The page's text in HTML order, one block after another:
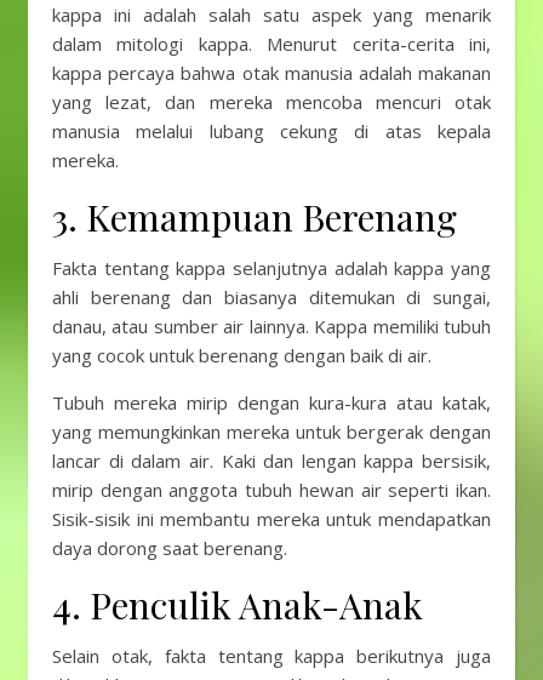
kappa ini adalah salah satu aspek yang menarik
dalam mitologi kappa. Menurut cerita-cerita ini,
kappa percaya bahwa otak manusia adalah makanan
yang lezat, dan mereka mencoba mencuri otak
manusia melalui lubang cekung di atas kepala
mereka.
3. Kemampuan Berenang
Fakta tentang kappa selanjutnya adalah kappa yang
ahli berenang dan biasanya ditemukan di sungai,
danau, atau sumber air lainnya. Kappa memiliki tubuh
yang cocok untuk berenang dengan baik di air.
Tubuh mereka mirip dengan kura-kura atau katak,
yang memungkinkan mereka untuk bergerak dengan
lancar di dalam air. Kaki dan lengan kappa bersisik,
mirip dengan anggota tubuh hewan air seperti ikan.
Sisik-sisik ini membantu mereka untuk mendapatkan
daya dorong saat berenang.
4. Penculik Anak-Anak
Selain otak, fakta tentang kappa berikutnya juga